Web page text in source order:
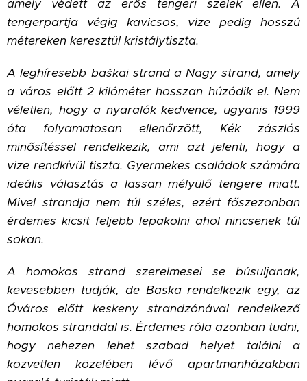
amely védett az erős tengeri szelek ellen. A
tengerpartja végig kavicsos, vize pedig hosszú
métereken keresztül kristálytiszta.
A leghíresebb baškai strand a Nagy strand, amely
a város előtt 2 kilóméter hosszan húzódik el. Nem
véletlen, hogy a nyaralók kedvence, ugyanis 1999
óta folyamatosan ellenőrzött, Kék zászlós
minősítéssel rendelkezik, ami azt jelenti, hogy a
vize rendkívül tiszta. Gyermekes családok számára
ideális választás a lassan mélyülő tengere miatt.
Mivel strandja nem túl széles, ezért főszezonban
érdemes kicsit feljebb lepakolni ahol nincsenek túl
sokan.
A homokos strand szerelmesei se búsuljanak,
kevesebben tudják, de Baska rendelkezik egy, az
Óváros előtt keskeny strandzónával rendelkező
homokos stranddal is. Érdemes róla azonban tudni,
hogy nehezen lehet szabad helyet találni a
közvetlen közelében lévő apartmanházakban